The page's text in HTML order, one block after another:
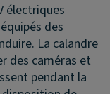
électriques
des
La calandre
des caméras et
pendant la